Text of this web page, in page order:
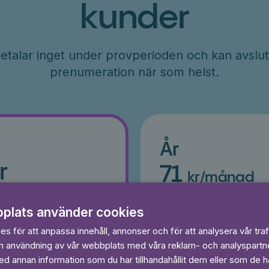
kunder
inget under provperioden och kan
prenumeration när som helst.
År
71 kr/månad
Ingen bindningstid
använder cookies
för att anpassa innehåll, annonser och för att analysera vår
användning av vår webbplats med våra reklam- och
annan information som du har tillhandahållit dem eller som de